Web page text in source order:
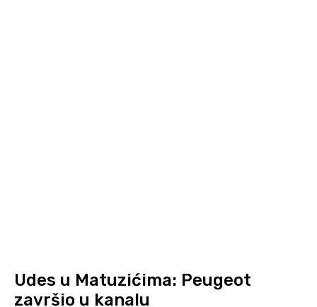
Udes u Matuzićima: Peugeot
završio u kanalu